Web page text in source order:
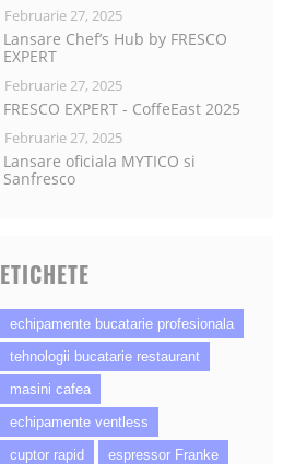
Februarie 27, 2025
Lansare Chef’s Hub by FRESCO
EXPERT
Februarie 27, 2025
FRESCO EXPERT - CoffeEast 2025
Februarie 27, 2025
Lansare oficiala MYTICO si
Sanfresco
ETICHETE
echipamente bucatarie profesionala
tehnologii bucatarie restaurant
masini cafea
echipamente ventless
cuptor rapid
espressor Franke